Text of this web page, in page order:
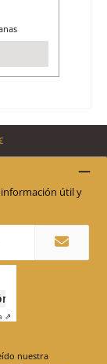
útil y
⇗